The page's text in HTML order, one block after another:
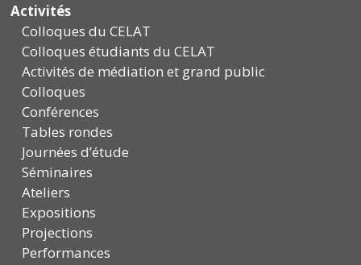
Activités
Colloques du CELAT
Colloques étudiants du CELAT
Activités de médiation et grand public
Colloques
Conférences
Tables rondes
Journées d’étude
Séminaires
Ateliers
Expositions
Projections
Performances